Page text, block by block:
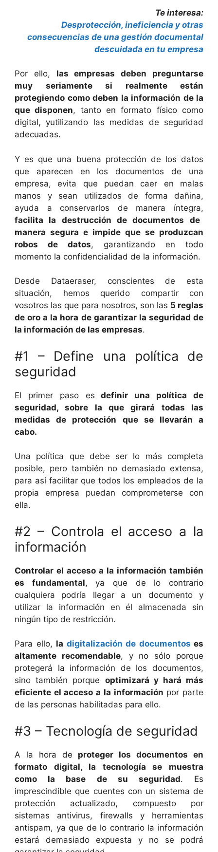
Te interesa:
Desprotección, ineficiencia y otras
consecuencias de una gestión documental
descuidada en tu empresa
Por ello, las empresas deben preguntarse
muy seriamente si realmente están
protegiendo como deben la información de la
que disponen, tanto en formato físico como
digital, yutilizando las medidas de seguridad
adecuadas.
Y es que una buena protección de los datos
que aparecen en los documentos de una
empresa, evita que puedan caer en malas
manos y sean utilizados de forma dañina,
ayuda a conservarlos de manera íntegra,
facilita la destrucción de documentos de
manera segura e impide que se produzcan
robos de datos, garantizando en todo
momento la confidencialidad de la información.
Desde Dataeraser, conscientes de esta
situación, hemos querido compartir con
vosotros las que para nosotros, son las 5 reglas
de oro a la hora de garantizar la seguridad de
la información de las empresas.
#1 – Define una política de
seguridad
El primer paso es definir una política de
seguridad, sobre la que girará todas las
medidas de protección que se llevarán a
cabo.
Una política que debe ser lo más completa
posible, pero también no demasiado extensa,
para así facilitar que todos los empleados de la
propia empresa puedan comprometerse con
ella.
#2 – Controla el acceso a la
información
Controlar el acceso a la información también
es fundamental, ya que de lo contrario
cualquiera podría llegar a un documento y
utilizar la información en él almacenada sin
ningún tipo de restricción.
Para ello, la digitalización de documentos es
altamente recomendable, y no sólo porque
protegerá la información de los documentos,
sino también porque optimizará y hará más
eficiente el acceso a la información por parte
de las personas habilitadas para ello.
#3 – Tecnología de seguridad
A la hora de proteger los documentos en
formato digital, la tecnología se muestra
como la base de su seguridad. Es
imprescindible que cuentes con un sistema de
protección actualizado, compuesto por
sistemas antivirus, firewalls y herramientas
antispam, ya que de lo contrario la información
estará demasiado expuesta y no se podrá